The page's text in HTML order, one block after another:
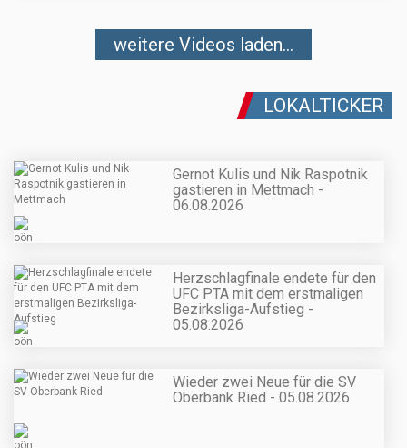
weitere Videos laden...
LOKALTICKER
Gernot Kulis und Nik Raspotnik
gastieren in Mettmach -
06.08.2026
Herzschlagfinale endete für den
UFC PTA mit dem erstmaligen
Bezirksliga-Aufstieg -
05.08.2026
Wieder zwei Neue für die SV
Oberbank Ried - 05.08.2026